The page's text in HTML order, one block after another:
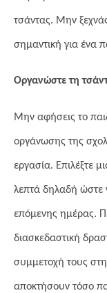
τσάντας. Μην
σημαντική για ένα
Οργανώστε τη
Μην αφήσεις το
οργάνωσης της
εργασία. Επιλέξτε
λεπτά δηλαδή ώστε
επόμενης ημέρας.
διασκεδαστική
συμμετοχή τους
αποκτήσουν τόσο